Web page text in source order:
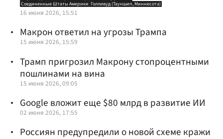
Соединенные Штаты Америки Голливуд (Тауншип, Миннесота)
16 июня 2026, 15:51
Макрон ответил на угрозы Трампа
15 июня 2026, 15:59
Трамп пригрозил Макрону стопроцентными
пошлинами на вина
15 июня 2026, 09:05
Google вложит еще $80 млрд в развитие ИИ
02 июня 2026, 17:55
Россиян предупредили о новой схеме кражи